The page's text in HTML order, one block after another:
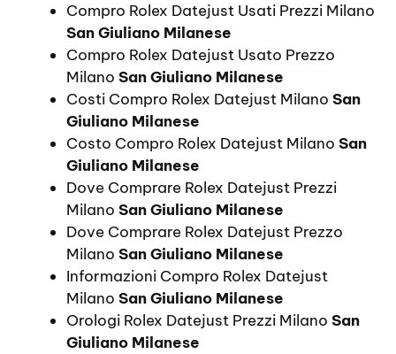
Compro Rolex Datejust Usati Prezzi Milano
San Giuliano Milanese
Compro Rolex Datejust Usato Prezzo
Milano San Giuliano Milanese
Costi Compro Rolex Datejust Milano San
Giuliano Milanese
Costo Compro Rolex Datejust Milano San
Giuliano Milanese
Dove Comprare Rolex Datejust Prezzi
Milano San Giuliano Milanese
Dove Comprare Rolex Datejust Prezzo
Milano San Giuliano Milanese
Informazioni Compro Rolex Datejust
Milano San Giuliano Milanese
Orologi Rolex Datejust Prezzi Milano San
Giuliano Milanese